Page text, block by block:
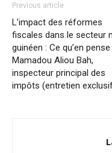
Previous article
L’impact des réformes
fiscales dans le secteur
guinéen : Ce qu’en
Mamadou Aliou Bah,
inspecteur principal des
impôts (entretien